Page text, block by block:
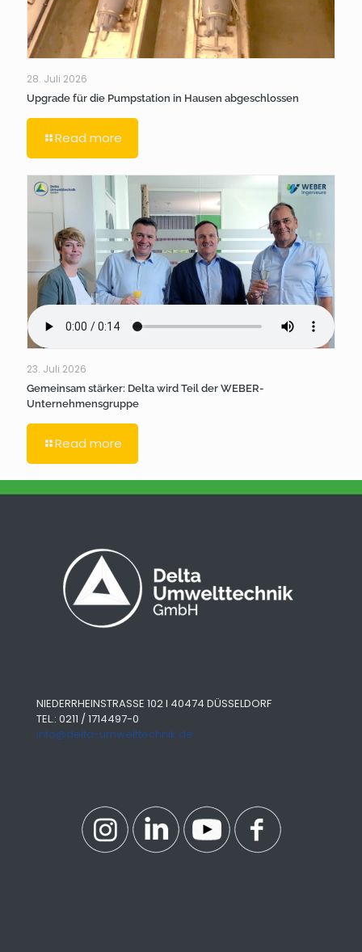
28. Juli 2026
Upgrade für die Pumpstation in Hausen abgeschlossen
Read more
23. Juli 2026
Gemeinsam stärker: Delta wird Teil der WEBER-
Unternehmensgruppe
Read more
NIEDERRHEINSTRASSE 102 I 40474 DÜSSELDORF
TEL.: 0211 / 1714497-0
info@delta-umwelttechnik.de